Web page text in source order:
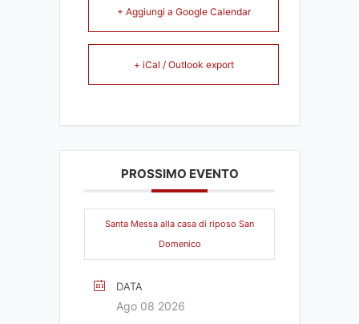
+ Aggiungi a Google Calendar
+ iCal / Outlook export
PROSSIMO EVENTO
Santa Messa alla casa di riposo San
Domenico
DATA
Ago 08 2026